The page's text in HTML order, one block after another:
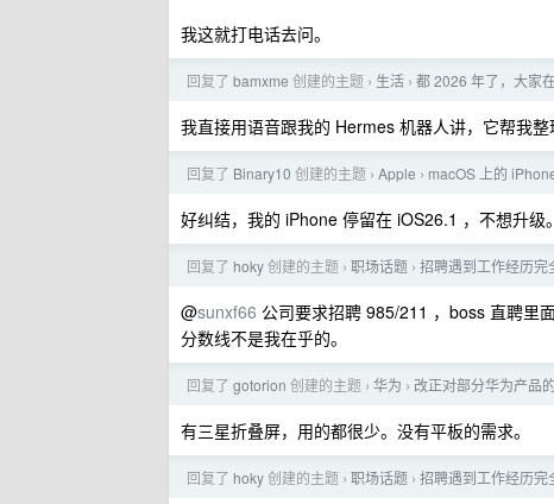
我这就打电话去问。
回复了 bamxme 创建的主题 › 生活 › 都 2026 年了，大家
我直接用语音跟我的 Hermes 机器人讲，它帮我整
回复了 Binary10 创建的主题 › Apple › macOS 上的
好纠结，我的 iPhone 停留在 iOS26.1 ，不想升级
回复了 hoky创建的主题 › 职场话题 › 招聘遇到工作经历完
@sunxf66 公司要求招聘 985/211 ，boss 直聘里
分数线不是我在乎的。
回复了 gotorion 创建的主题 › 华为 › 改正对部分华为产品
有三星折叠屏，用的都很少。没有平板的需求。
回复了 hoky创建的主题 › 职场话题 › 招聘遇到工作经历完